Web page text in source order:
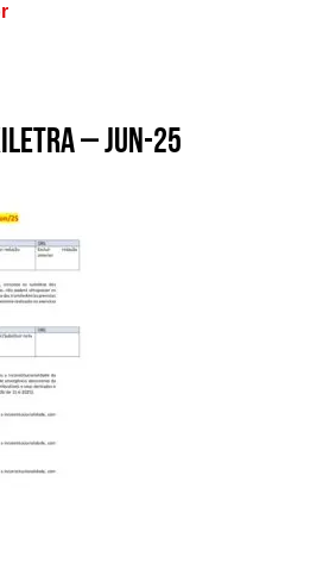
– JUN-25